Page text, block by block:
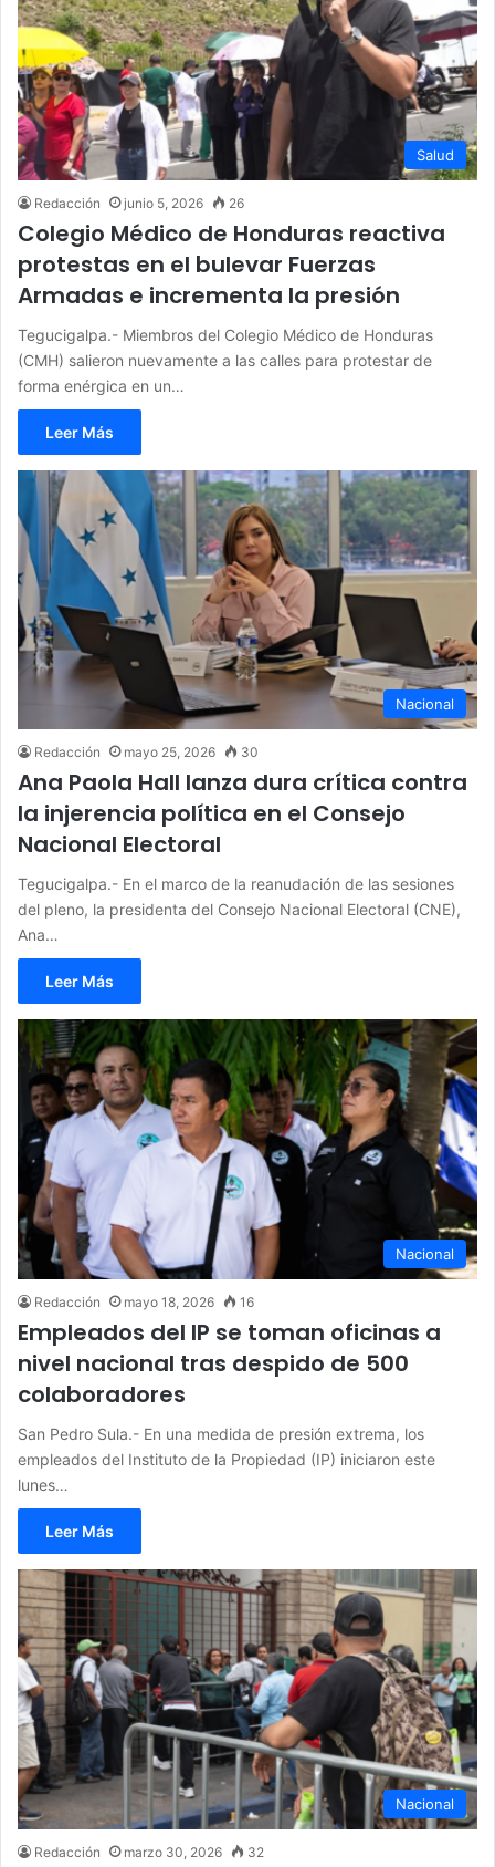
Salud
Redacción junio 5, 2026 26
Colegio Médico de Honduras reactiva
protestas en el bulevar Fuerzas
Armadas e incrementa la presión
Tegucigalpa.- Miembros del Colegio Médico de Honduras
(CMH) salieron nuevamente a las calles para protestar de
forma enérgica en un…
Leer Más
Nacional
Redacción mayo 25, 2026 30
Ana Paola Hall lanza dura crítica contra
la injerencia política en el Consejo
Nacional Electoral
Tegucigalpa.- En el marco de la reanudación de las sesiones
del pleno, la presidenta del Consejo Nacional Electoral (CNE),
Ana…
Leer Más
Nacional
Redacción mayo 18, 2026 16
Empleados del IP se toman oficinas a
nivel nacional tras despido de 500
colaboradores
San Pedro Sula.- En una medida de presión extrema, los
empleados del Instituto de la Propiedad (IP) iniciaron este
lunes…
Leer Más
Nacional
Redacción marzo 30, 2026 32